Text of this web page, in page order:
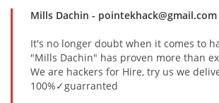
Mills Dachin - pointekhack@gmail.com
It's no longer doubt when it comes to
"Mills Dachin" has proven more than
We are hackers for Hire, try us we
100%✓guarranted